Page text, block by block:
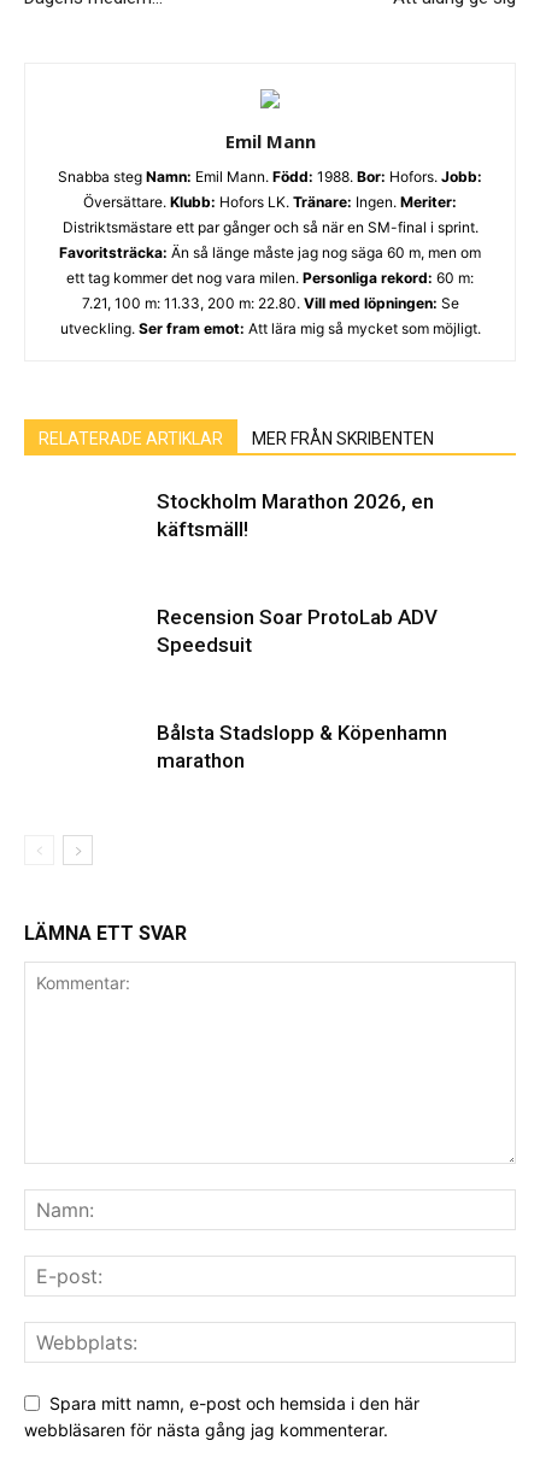
Emil Mann
Snabba steg Namn: Emil Mann. Född: 1988. Bor: Hofors. Jobb:
Översättare. Klubb: Hofors LK. Tränare: Ingen. Meriter:
Distriktsmästare ett par gånger och så när en SM-final i sprint.
Favoritsträcka: Än så länge måste jag nog säga 60 m, men om
ett tag kommer det nog vara milen. Personliga rekord: 60 m:
7.21, 100 m: 11.33, 200 m: 22.80. Vill med löpningen: Se
utveckling. Ser fram emot: Att lära mig så mycket som möjligt.
RELATERADE ARTIKLAR MER FRÅN SKRIBENTEN
Stockholm Marathon 2026, en
käftsmäll!
Recension Soar ProtoLab ADV
Speedsuit
Bålsta Stadslopp & Köpenhamn
marathon
LÄMNA ETT SVAR
Spara mitt namn, e-post och hemsida i den här
webbläsaren för nästa gång jag kommenterar.